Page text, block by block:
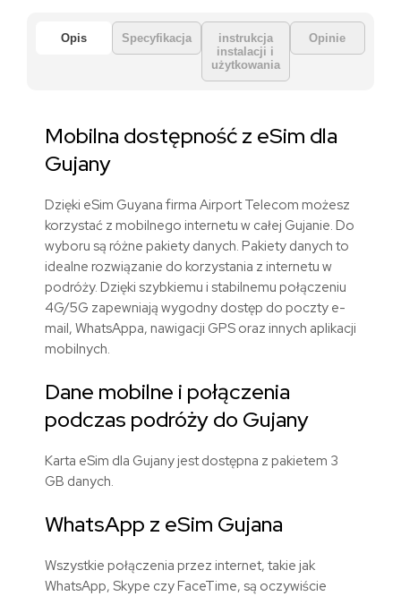
Opis Specyfikacja
instrukcja
instalacji i
użytkowania
Opinie
Mobilna dostępność z eSim dla
Gujany
Dzięki eSim Guyana firma Airport Telecom możesz
korzystać z mobilnego internetu w całej Gujanie. Do
wyboru są różne pakiety danych. Pakiety danych to
idealne rozwiązanie do korzystania z internetu w
podróży. Dzięki szybkiemu i stabilnemu połączeniu
4G/5G zapewniają wygodny dostęp do poczty e-
mail, WhatsAppa, nawigacji GPS oraz innych aplikacji
mobilnych.
Dane mobilne i połączenia
podczas podróży do Gujany
Karta eSim dla Gujany jest dostępna z pakietem 3
GB danych.
WhatsApp z eSim Gujana
Wszystkie połączenia przez internet, takie jak
WhatsApp, Skype czy FaceTime, są oczywiście